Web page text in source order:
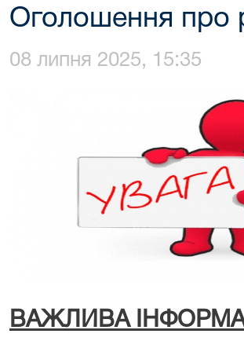
Оголошення про
08 липня 2025, 15:35
ВАЖЛИВА